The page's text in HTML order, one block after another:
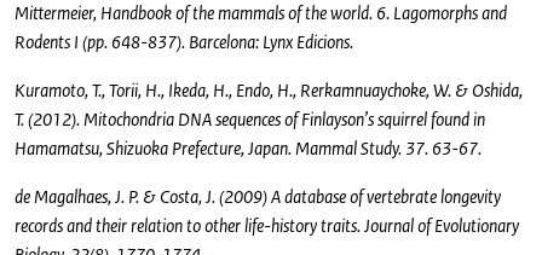
Mittermeier, Handbook of the mammals of the world. 6. Lagomorphs and
Rodents I (pp. 648-837). Barcelona: Lynx Edicions.
Kuramoto, T., Torii, H., Ikeda, H., Endo, H., Rerkamnuaychoke, W. & Oshida,
T. (2012). Mitochondria DNA sequences of Finlayson’s squirrel found in
Hamamatsu, Shizuoka Prefecture, Japan. Mammal Study. 37. 63-67.
de Magalhaes, J. P. & Costa, J. (2009) A database of vertebrate longevity
records and their relation to other life-history traits. Journal of Evolutionary